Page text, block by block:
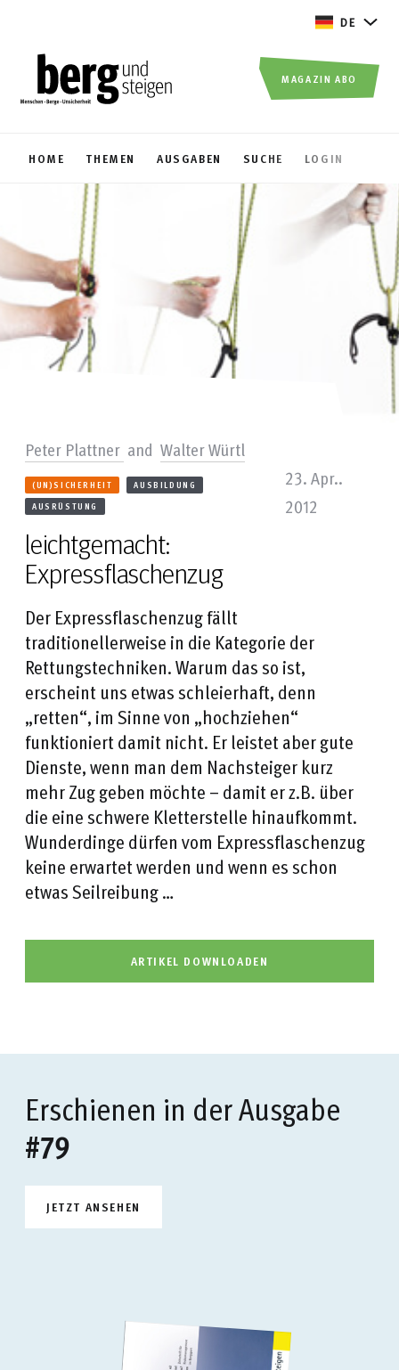
DE
HOME THEMEN AUSGABEN SUCHE LOGIN
MAGAZIN ABO
leichtgemacht:
Expressflaschenzug
(UN)SICHERHEIT
AUSBILDUNG
AUSRÜSTUNG
23. Apr..
2012
Peter Plattner and Walter Würtl
Der Expressflaschenzug fällt
traditionellerweise in die Kategorie der
Rettungstechniken. Warum das so ist,
erscheint uns etwas schleierhaft, denn
„retten“, im Sinne von „hochziehen“
funktioniert damit nicht. Er leistet aber gute
Dienste, wenn man dem Nachsteiger kurz
mehr Zug geben möchte – damit er z.B. über
die eine schwere Kletterstelle hinaufkommt.
Wunderdinge dürfen vom Expressflaschenzug
keine erwartet werden und wenn es schon
etwas Seilreibung …
ARTIKEL DOWNLOADEN
Erschienen in der Ausgabe
#79
JETZT ANSEHEN